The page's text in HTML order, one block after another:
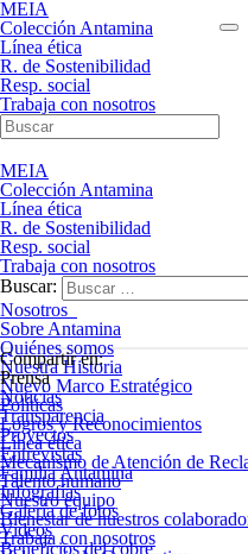
MEIA
Colección Antamina
Línea ética
R. de Sostenibilidad
Resp. social
Trabaja con nosotros
MEIA
Colección Antamina
Línea ética
R. de Sostenibilidad
Resp. social
Trabaja con nosotros
Buscar:
Nosotros
Sobre Antamina
Quiénes somos
Nuestra Historia
Nuevo Marco Estratégico
Políticas
Logros y Reconocimientos
Línea ética
Mecanismo de Atención de
Talento humano
Nuestro equipo
Bienestar de nuestros
Trabaja con nosotros
Compartir en:
Prensa
Noticias
Transparencia
Proyectos
Entrevistas
Familia Antamina
Infografías
Galería de fotos
Videos
Beneficios del cobre